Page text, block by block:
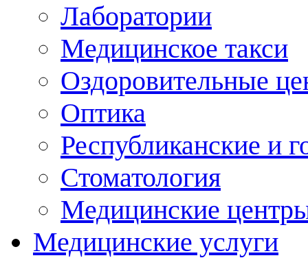
Лаборатории
Медицинское такси
Оздоровительные
Оптика
Республиканские и
Стоматология
Медицинские
Медицинские услуги